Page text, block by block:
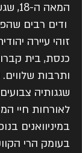
המאה
ודים רבים
זוהי עיירה
כנסת, בית
ותרבות
שגגותיה
לאורחות חיי
במיניוואנים
בעומק הרי